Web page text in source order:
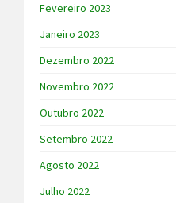
Fevereiro 2023
Janeiro 2023
Dezembro 2022
Novembro 2022
Outubro 2022
Setembro 2022
Agosto 2022
Julho 2022